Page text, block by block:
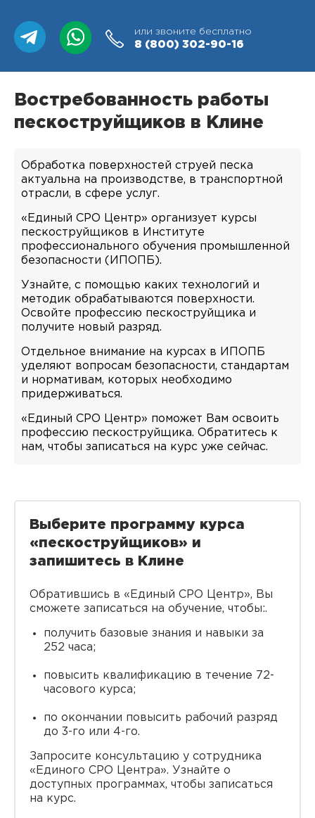
или звоните бесплатно
8 (800) 302-90-16
Востребованность работы
пескоструйщиков в Клине
Обработка поверхностей струей песка
актуальна на производстве, в транспортной
отрасли, в сфере услуг.
«Единый СРО Центр» организует курсы
пескоструйщиков в Институте
профессионального обучения промышленной
безопасности (ИПОПБ).
Узнайте, с помощью каких технологий и
методик обрабатываются поверхности.
Освойте профессию пескоструйщика и
получите новый разряд.
Отдельное внимание на курсах в ИПОПБ
уделяют вопросам безопасности, стандартам
и нормативам, которых необходимо
придерживаться.
«Единый СРО Центр» поможет Вам освоить
профессию пескоструйщика. Обратитесь к
нам, чтобы записаться на курс уже сейчас.
Выберите программу курса
«пескоструйщиков» и
запишитесь в Клине
Обратившись в «Единый СРО Центр», Вы
сможете записаться на обучение, чтобы:.
получить базовые знания и навыки за
252 часа;
повысить квалификацию в течение 72-
часового курса;
по окончании повысить рабочий разряд
до 3-го или 4-го.
Запросите консультацию у сотрудника
«Единого СРО Центра». Узнайте о
доступных программах, чтобы записаться
на курс.